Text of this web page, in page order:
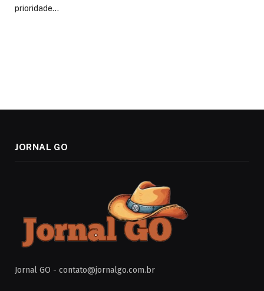
prioridade…
JORNAL GO
Jornal GO - contato@jornalgo.com.br